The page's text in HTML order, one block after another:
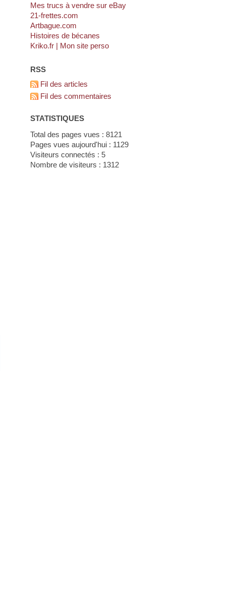
Mes trucs à vendre sur eBay
21-frettes.com
artbague.com
Histoires de bécanes
kriko.fr | Mon site perso
RSS
Fil des articles
Fil des commentaires
STATISTIQUES
Total des pages vues : 8121
Pages vues aujourd'hui : 1129
Visiteurs connectés : 5
Nombre de visiteurs : 1312